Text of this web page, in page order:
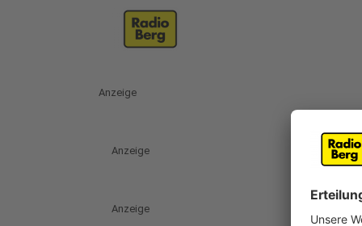
Anzeige
Anzeige
Anzeige